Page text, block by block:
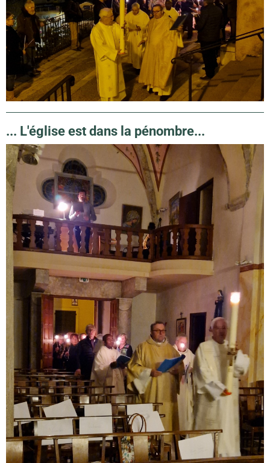
... L'église est dans la pénombre...